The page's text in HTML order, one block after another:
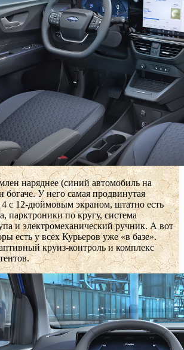
наряднее (синий автомобиль на
У него самая продвинутая
4 с 12-дюймовым экраном, штатно есть
парктроники по кругу, система
и электромеханический ручник. А вот
есть у всех Курьеров уже «в базе».
круиз-контроль и комплекс